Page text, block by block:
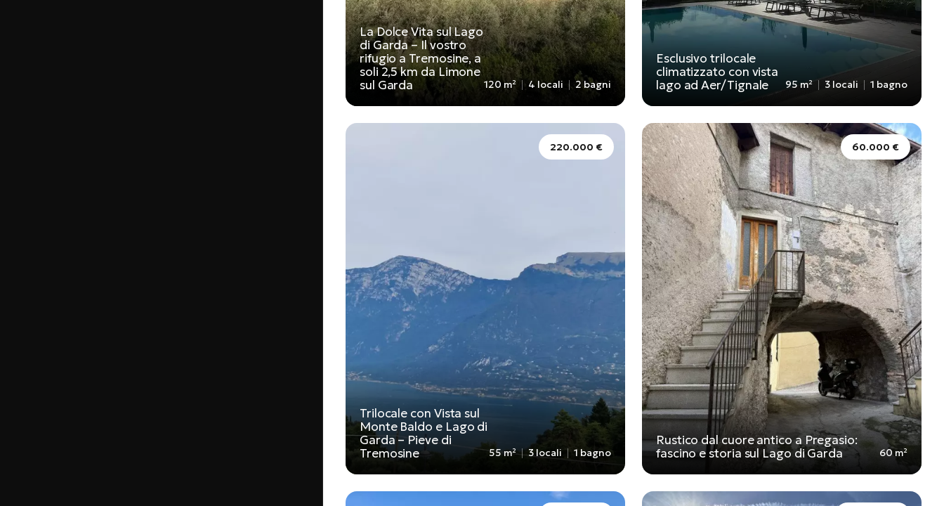
La Dolce Vita sul Lago
di Garda – Il vostro
rifugio a Tremosine, a
soli 2,5 km da Limone
sul Garda
120 m² 4 locali 2 bagni
Esclusivo trilocale
climatizzato con vista
lago ad Aer/Tignale
95 m² 3 locali 1 bagno
220.000 €
Trilocale con Vista sul
Monte Baldo e Lago di
Garda – Pieve di
Tremosine
55 m² 3 locali 1 bagno
60.000 €
Rustico dal cuore antico a Pregasio:
fascino e storia sul Lago di Garda
60 m²